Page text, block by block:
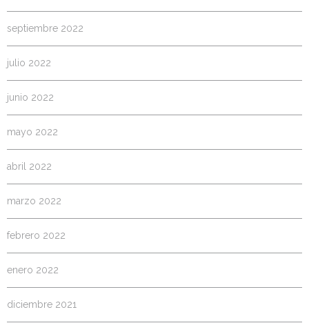
septiembre 2022
julio 2022
junio 2022
mayo 2022
abril 2022
marzo 2022
febrero 2022
enero 2022
diciembre 2021